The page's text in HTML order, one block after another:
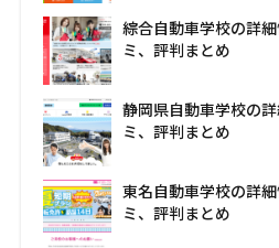
綜合自動車学校の詳
ミ、評判まとめ
静岡県自動車学校の
ミ、評判まとめ
東名自動車学校の詳
ミ、評判まとめ